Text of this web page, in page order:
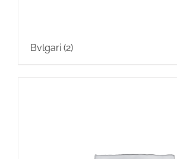
Bvlgari (2)